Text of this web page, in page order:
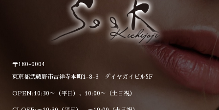
〒180-0004
東京都武蔵野市吉祥寺本町1-8-3 ダイヤガイビル5F
OPEN:10:30～（平日）、10:00～（土日祝）